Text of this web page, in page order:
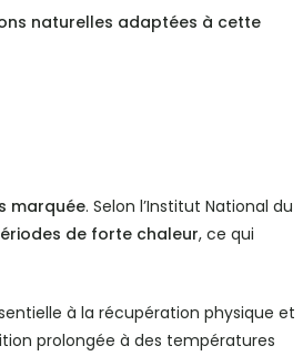
naturelles adaptées à cette
marquée. Selon l’Institut National du
de forte chaleur, ce qui
à la récupération physique et
prolongée à des températures